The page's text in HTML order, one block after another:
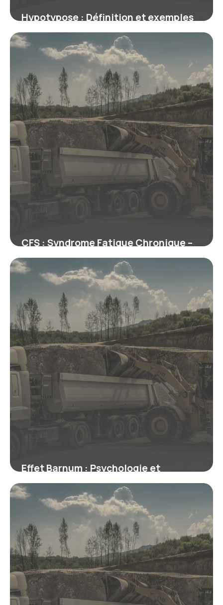
Hypotypose : Définition et exemples
en littérature
9 juillet 2026
CFS : Syndrome Fatigue Chronique –
Guide
29 juin 2026
Effet Barnum : Psychologie et
Exemples
28 juin 2026